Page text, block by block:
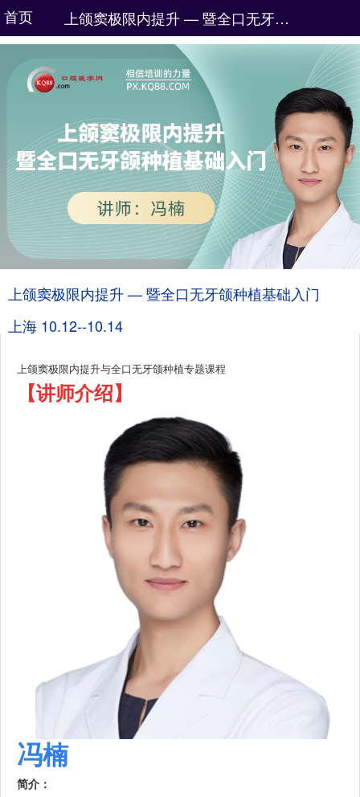
首页 上颌窦极限内提升 — 暨全口无牙颌种植基础入门
上颌窦极限内提升 — 暨全口无牙颌种植基础入门
上海 10.12--10.14
上颌窦极限内提升与全口无牙颌种植专题课程
【讲师介绍】
冯楠
简介：